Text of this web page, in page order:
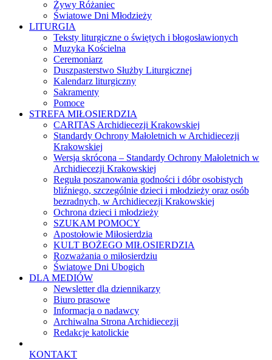
Żywy Różaniec
Światowe Dni Młodzieży
LITURGIA
Teksty liturgiczne o świętych i błogosławionych
Muzyka Kościelna
Ceremoniarz
Duszpasterstwo Służby Liturgicznej
Kalendarz liturgiczny
Sakramenty
Pomoce
STREFA MIŁOSIERDZIA
CARITAS Archidiecezji Krakowskiej
Standardy Ochrony Małoletnich w Archidiecezji
Krakowskiej
Wersja skrócona – Standardy Ochrony Małoletnich w
Archidiecezji Krakowskiej
Reguła poszanowania godności i dóbr osobistych
bliźniego, szczególnie dzieci i młodzieży oraz osób
bezradnych, w Archidiecezji Krakowskiej
Ochrona dzieci i młodzieży
SZUKAM POMOCY
Apostołowie Miłosierdzia
KULT BOŻEGO MIŁOSIERDZIA
Rozważania o miłosierdziu
Światowe Dni Ubogich
DLA MEDIÓW
Newsletter dla dziennikarzy
Biuro prasowe
Informacja o nadawcy
Archiwalna Strona Archidiecezji
Redakcje katolickie
KONTAKT